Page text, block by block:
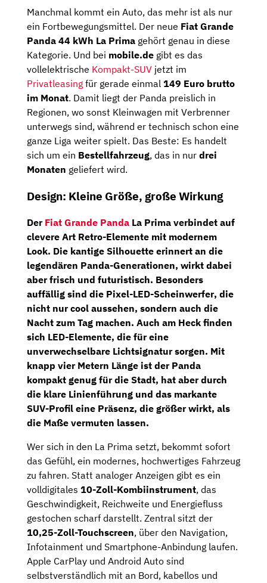
Manchmal kommt ein Auto, das mehr ist als nur
ein Fortbewegungsmittel. Der neue Fiat Grande
Panda 44 kWh La Prima gehört genau in diese
Kategorie. Und bei mobile.de gibt es das
vollelektrische Kompakt-SUV jetzt im
Privatleasing für gerade einmal 149 Euro brutto
im Monat. Damit liegt der Panda preislich in
Regionen, wo sonst Kleinwagen mit Verbrenner
unterwegs sind, während er technisch schon eine
ganze Liga weiter spielt. Das Beste: Es handelt
sich um ein Bestellfahrzeug, das in nur drei
Monaten geliefert wird.
Design: Kleine Größe, große Wirkung
Der Fiat Grande Panda La Prima verbindet auf
clevere Art Retro-Elemente mit modernem
Look. Die kantige Silhouette erinnert an die
legendären Panda-Generationen, wirkt dabei
aber frisch und futuristisch. Besonders
auffällig sind die Pixel-LED-Scheinwerfer, die
nicht nur cool aussehen, sondern auch die
Nacht zum Tag machen. Auch am Heck finden
sich LED-Elemente, die für eine
unverwechselbare Lichtsignatur sorgen. Mit
knapp vier Metern Länge ist der Panda
kompakt genug für die Stadt, hat aber durch
die klare Linienführung und das markante
SUV-Profil eine Präsenz, die größer wirkt, als
die Maße vermuten lassen.
Wer sich in den La Prima setzt, bekommt sofort
das Gefühl, ein modernes, hochwertiges Fahrzeug
zu fahren. Statt analoger Anzeigen gibt es ein
volldigitales 10-Zoll-Kombiinstrument, das
Geschwindigkeit, Reichweite und Energiefluss
gestochen scharf darstellt. Zentral sitzt der
10,25-Zoll-Touchscreen, über den Navigation,
Infotainment und Smartphone-Anbindung laufen.
Apple CarPlay und Android Auto sind
selbstverständlich mit an Bord, kabellos und